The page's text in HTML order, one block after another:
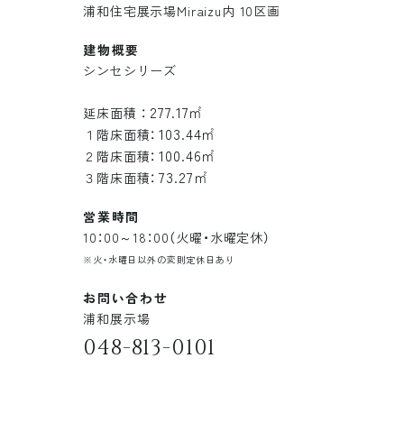
浦和住宅展示場Miraizu内 10区画
建物概要
シンセシリーズ
延床面積 ： 277.17㎡
１階床面積： 103.44㎡
２階床面積： 100.46㎡
３階床面積： 73.27㎡
営業時間
10：00～18：00（火曜・水曜定休）
※火・水曜日以外の変則定休日あり
お問い合わせ
浦和展示場
048-813-0101